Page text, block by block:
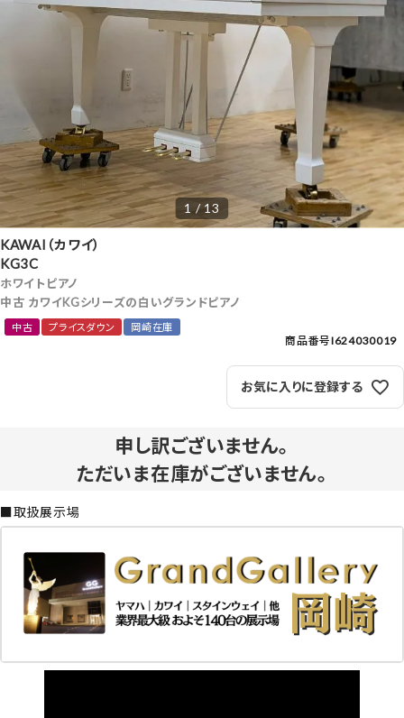
1 / 13
KAWAI（カワイ）
KG3C
ホワイトピアノ
中古 カワイKGシリーズの白いグランドピアノ
中古 プライスダウン 岡崎在庫
商品番号I624030019
お気に入りに登録する
申し訳ございません。
ただいま在庫がございません。
■取扱展示場